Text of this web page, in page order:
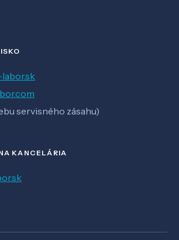
servisného zásahu)
KANCELÁRIA